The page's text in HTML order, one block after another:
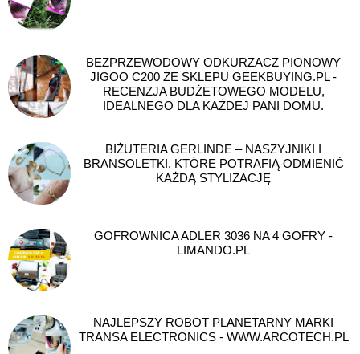
BEZPRZEWODOWY ODKURZACZ PIONOWY
JIGOO C200 ZE SKLEPU GEEKBUYING.PL -
RECENZJA BUDŻETOWEGO MODELU,
IDEALNEGO DLA KAŻDEJ PANI DOMU.
BIŻUTERIA GERLINDE – NASZYJNIKI I
BRANSOLETKI, KTÓRE POTRAFIĄ ODMIENIĆ
KAŻDĄ STYLIZACJĘ
GOFROWNICA ADLER 3036 NA 4 GOFRY -
LIMANDO.PL
NAJLEPSZY ROBOT PLANETARNY MARKI
TRANSA ELECTRONICS - WWW.ARCOTECH.PL